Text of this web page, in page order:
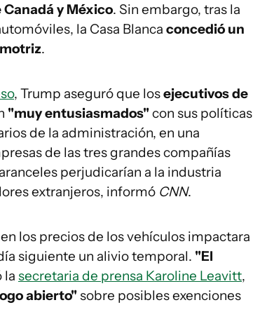
y México. Sin embargo, tras la
la Casa Blanca concedió un
.
, Trump aseguró que losejecutivos de
"muy entusiasmados"con sus políticas
de la administración, en una
de las tres grandes compañías
perjudicarían a la industria
extranjeros, informó CNN.
los precios de los vehículos impactara
siguiente un alivio temporal. "El
la secretaria de prensa Karoline Leavitt,
abierto"sobre posibles exenciones